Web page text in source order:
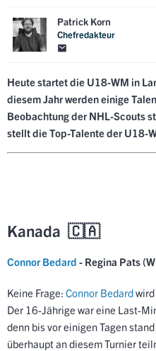
Patrick Korn
Chefredakteur
Heute startet die U18-WM in
diesem Jahr werden einige
Beobachtung der NHL-Scouts
stellt die Top-Talente der U18-
Kanada 🇨🇦
Connor Bedard - Regina Pats
Keine Frage: Connor Bedard
Der 16-Jährige war eine Last-
denn bis vor einigen Tagen
überhaupt an diesem Turnier